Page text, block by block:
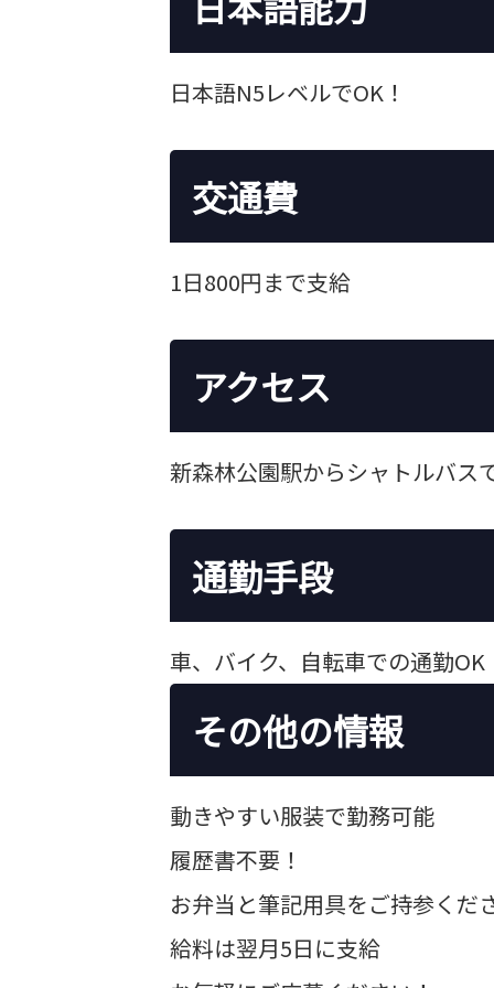
日本語N5レベルでOK！
交通費
1日800円まで支給
アクセス
新森林公園駅からシャトルバス
通勤手段
車、バイク、自転車での通勤OK
その他の情報
動きやすい服装で勤務可能
履歴書不要！
お弁当と筆記用具をご持参くだ
給料は翌月5日に支給